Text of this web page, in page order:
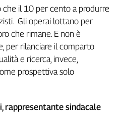
che il 10 per cento a produrre
Gli operai lottano per
che rimane. E non è
per rilanciare il comparto
e ricerca, invece,
prospettiva solo
rappresentante sindacale